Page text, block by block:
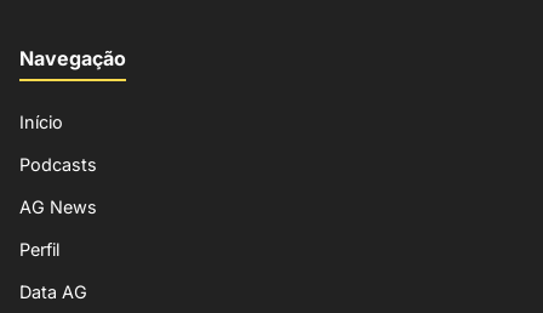
Navegação
Início
Podcasts
AG News
Perfil
Data AG